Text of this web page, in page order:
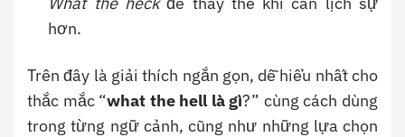
hơn.
Trên đây là giải thích ngắn gọn, dễ hiểu nhất cho
thắc mắc “what the hell là gì?” cùng cách dùng
trong từng ngữ cảnh, cũng như những lựa chọn